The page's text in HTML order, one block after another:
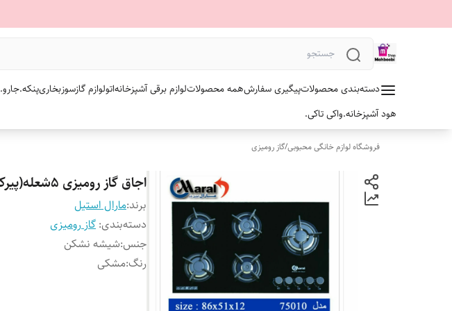
دسته‌بندی محصولاتپیگیری سفارشهمه محصولاتلوازم برقی آشپزخانهاتولوازم گازسوزبخاریپنکه.جارو.
هود آشپزخانه.واکی تاکی.
فروشگاه لوازم خانگی محبوبی/گاز رومیزی
اجاق گاز رومیزی ۵شعله(پیرکس)مارال استیل مدل۷۵۰۱۰
برند:مارال استیل
دسته‌بندی: گاز رومیزی
جنس:شیشه نشکن
رنگ:مشکی